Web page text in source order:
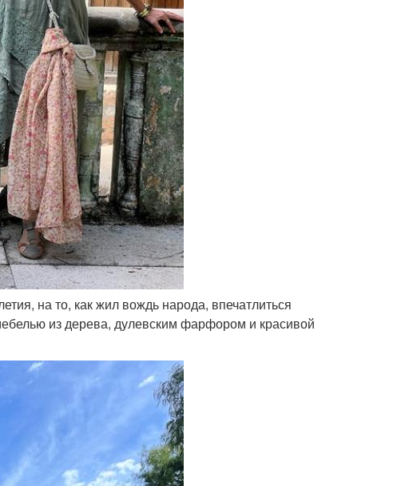
на то, как жил вождь народа, впечатлиться
из дерева, дулевским фарфором и красивой